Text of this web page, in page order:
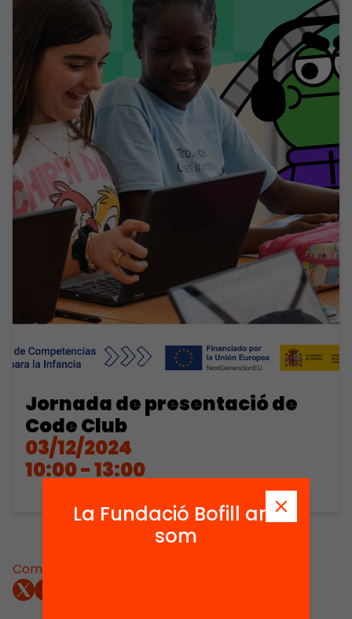
Jornada de presentació de
Code Club
03/12/2024
10:00 - 13:00
Comparteix:
La Fundació Bofill ara
som